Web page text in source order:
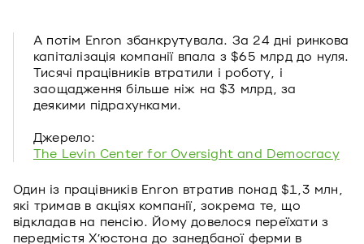
А потім Enron збанкрутувала. За 24 дні ринкова
капіталізація компанії впала з $65 млрд до нуля.
Тисячі працівників втратили і роботу, і
заощадження більше ніж на $3 млрд, за
деякими підрахунками.
Джерело:
The Levin Center for Oversight and Democracy
Один із працівників Enron втратив понад $1,3 млн,
які тримав в акціях компанії, зокрема те, що
відкладав на пенсію. Йому довелося переїхати з
передмістя Х’юстона до занедбаної ферми в